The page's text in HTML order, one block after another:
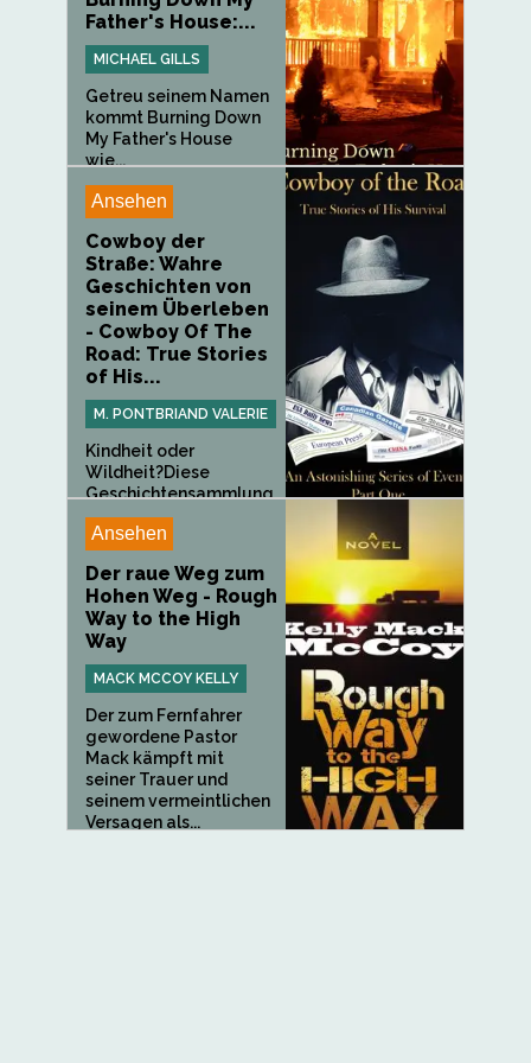
Father's House:...
MICHAEL GILLS
Getreu seinem Namen
kommt Burning Down
My Father's House
wie...
Ansehen
Cowboy der
Straße: Wahre
Geschichten von
seinem Überleben
- Cowboy Of The
Road: True Stories
of His...
M. PONTBRIAND VALERIE
Kindheit oder
Wildheit?Diese
Geschichtensammlung
...
Ansehen
Der raue Weg zum
Hohen Weg - Rough
Way to the High
Way
MACK MCCOY KELLY
Der zum Fernfahrer
gewordene Pastor
Mack kämpft mit
seiner Trauer und
seinem vermeintlichen
Versagen als...